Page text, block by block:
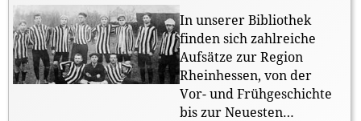
In unserer Bibliothek
finden sich zahlreiche
Aufsätze zur Region
Rheinhessen, von der
Vor- und Frühgeschichte
bis zur Neuesten